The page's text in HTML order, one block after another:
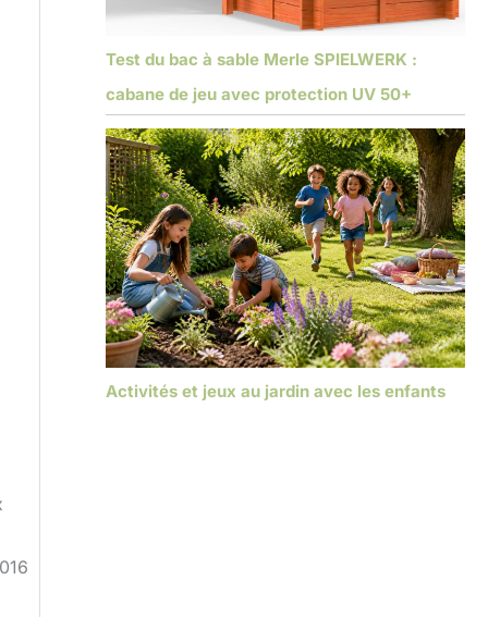
Test du bac à sable Merle SPIELWERK :
cabane de jeu avec protection UV 50+
Activités et jeux au jardin avec les enfants